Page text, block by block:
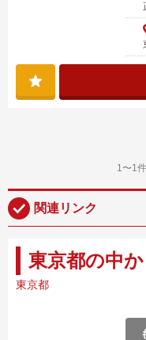
1〜1
関連リンク
東京都の中
東京都